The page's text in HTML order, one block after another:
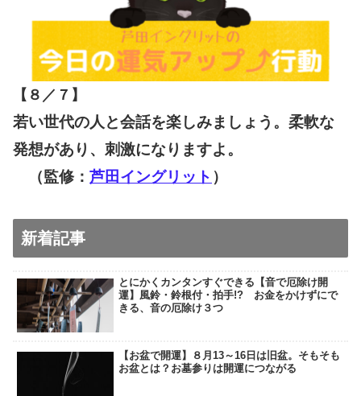
【８／７ 】
若い世代の人と会話を楽しみましょう。柔軟な
発想があり、刺激になりますよ。
（監修： 芦田イングリット ）
新着記事
とにかくカンタンすぐできる【音で厄除け開
運】風鈴・鈴根付・拍手!? お金をかけずにで
きる、音の厄除け３つ
【お盆で開運】８月13～16日は旧盆。そもそも
お盆とは？お墓参りは開運につながる